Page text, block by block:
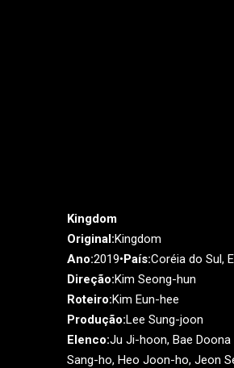
Kingdom
Original:Kingdom
Ano:2019•País:Coréia do Sul,
Direção:Kim Seong-hun
Roteiro:Kim Eun-hee
Produção:Lee Sung-joon
Elenco:Ju Ji-hoon, Bae Doona
Sang-ho, Heo Joon-ho, Jeon